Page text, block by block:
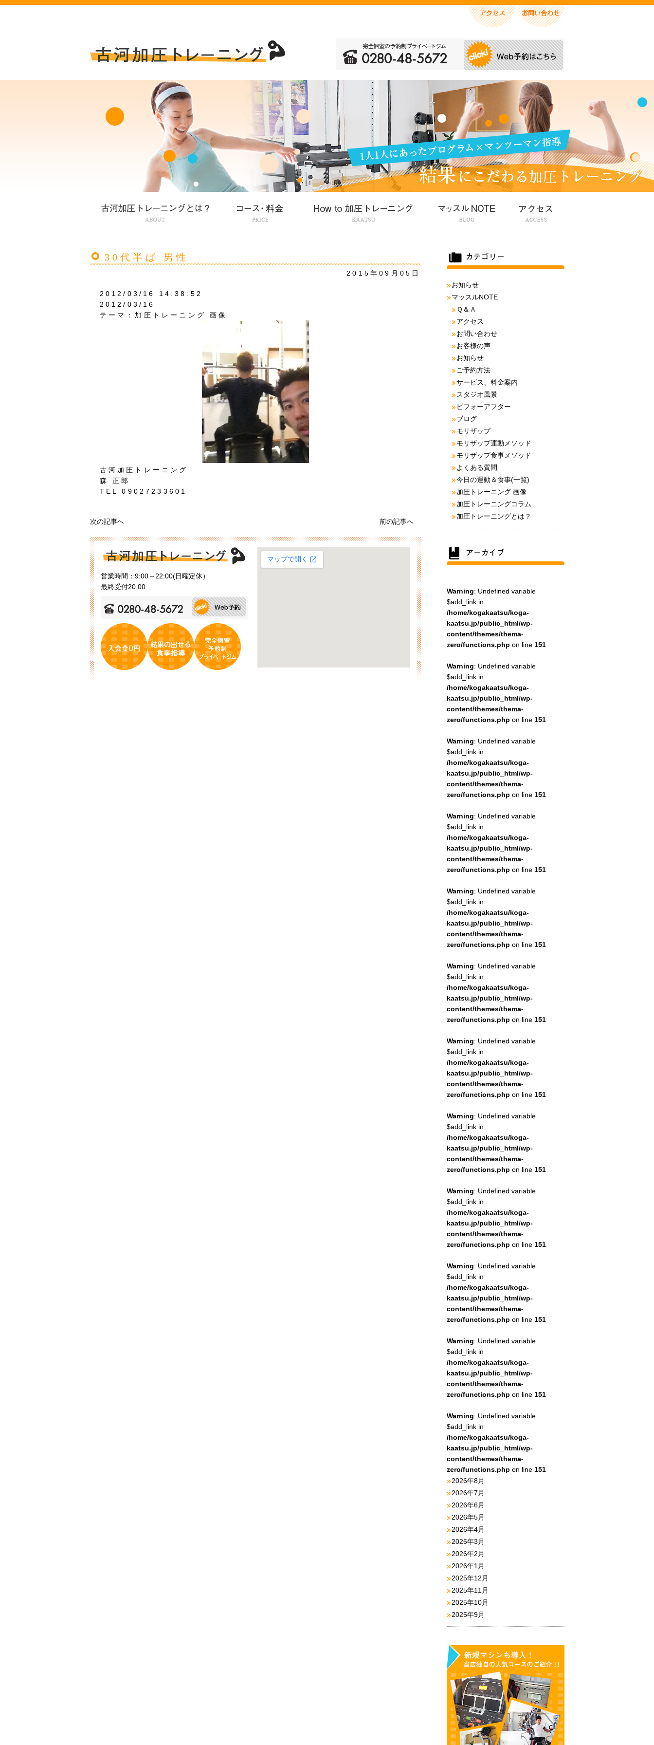
30代半ば 男性
2015年09月05日
2012/03/16 14:38:52
2012/03/16
テーマ： 加圧トレーニング 画像
古河加圧トレーニング
森 正郎
TEL 09027233601
次の記事へ 前の記事へ
営業時間：9:00～22:00(日曜定休）
最終受付20:00
お知らせ
マッスルNOTE
Ｑ＆Ａ
アクセス
お問い合わせ
お客様の声
お知らせ
ご予約方法
サービス、料金案内
スタジオ風景
ビフォーアフター
ブログ
モリザップ
モリザップ運動メソッド
モリザップ食事メソッド
よくある質問
今日の運動＆食事(一覧)
加圧トレーニング 画像
加圧トレーニングコラム
加圧トレーニングとは？
Warning: Undefined variable
$add_link in
/home/kogakaatsu/koga-
kaatsu.jp/public_html/wp-
content/themes/thema-
zero/functions.php on line 151
Warning: Undefined variable
$add_link in
/home/kogakaatsu/koga-
kaatsu.jp/public_html/wp-
content/themes/thema-
zero/functions.php on line 151
Warning: Undefined variable
$add_link in
/home/kogakaatsu/koga-
kaatsu.jp/public_html/wp-
content/themes/thema-
zero/functions.php on line 151
Warning: Undefined variable
$add_link in
/home/kogakaatsu/koga-
kaatsu.jp/public_html/wp-
content/themes/thema-
zero/functions.php on line 151
Warning: Undefined variable
$add_link in
/home/kogakaatsu/koga-
kaatsu.jp/public_html/wp-
content/themes/thema-
zero/functions.php on line 151
Warning: Undefined variable
$add_link in
/home/kogakaatsu/koga-
kaatsu.jp/public_html/wp-
content/themes/thema-
zero/functions.php on line 151
Warning: Undefined variable
$add_link in
/home/kogakaatsu/koga-
kaatsu.jp/public_html/wp-
content/themes/thema-
zero/functions.php on line 151
Warning: Undefined variable
$add_link in
/home/kogakaatsu/koga-
kaatsu.jp/public_html/wp-
content/themes/thema-
zero/functions.php on line 151
Warning: Undefined variable
$add_link in
/home/kogakaatsu/koga-
kaatsu.jp/public_html/wp-
content/themes/thema-
zero/functions.php on line 151
Warning: Undefined variable
$add_link in
/home/kogakaatsu/koga-
kaatsu.jp/public_html/wp-
content/themes/thema-
zero/functions.php on line 151
Warning: Undefined variable
$add_link in
/home/kogakaatsu/koga-
kaatsu.jp/public_html/wp-
content/themes/thema-
zero/functions.php on line 151
Warning: Undefined variable
$add_link in
/home/kogakaatsu/koga-
kaatsu.jp/public_html/wp-
content/themes/thema-
zero/functions.php on line 151
2026年8月
2026年7月
2026年6月
2026年5月
2026年4月
2026年3月
2026年2月
2026年1月
2025年12月
2025年11月
2025年10月
2025年9月